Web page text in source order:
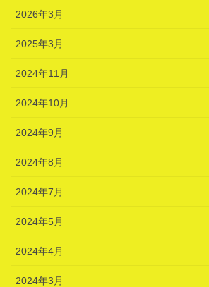
2026年3月
2025年3月
2024年11月
2024年10月
2024年9月
2024年8月
2024年7月
2024年5月
2024年4月
2024年3月